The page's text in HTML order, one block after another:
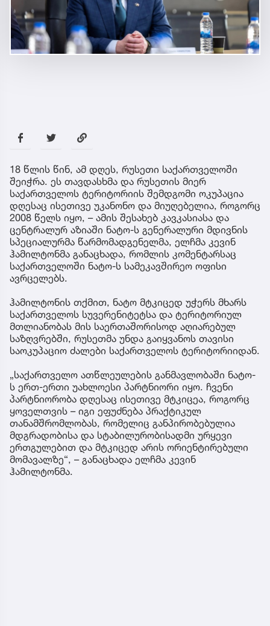
18 წლის წინ, ამ დღეს, რუსეთი საქართველოში
შეიჭრა. ეს თავდასხმა და რუსეთის მიერ
საქართველოს ტერიტორიის შემდგომი ოკუპაცია
დღესაც ისეთივე უკანონო და მიუღებელია, როგორც
2008 წელს იყო, – ამის შესახებ კავკასიასა და
ცენტრალურ აზიაში ნატო-ს გენერალური მდივნის
სპეციალურმა წარმომადგენელმა, ელჩმა კევინ
ჰამილტონმა განაცხადა, რომლის კომენტარსაც
საქართველოში ნატო-ს სამეკავშირეო ოფისი
ავრცელებს.
ჰამილტონის თქმით, ნატო მტკიცედ უჭერს მხარს
საქართველოს სუვერენიტეტსა და ტერიტორიულ
მთლიანობას მის საერთაშორისოდ აღიარებულ
საზღვრებში, რუსეთმა უნდა გაიყვანოს თავისი
საოკუპაციო ძალები საქართველოს ტერიტორიიდან.
„საქართველო ათწლეულების განმავლობაში ნატო-
ს ერთ-ერთი უახლოესი პარტნიორი იყო. ჩვენი
პარტნიორობა დღესაც ისეთივე მტკიცეა, როგორც
ყოველთვის – იგი ეფუძნება პრაქტიკულ
თანამშრომლობას, რომელიც განპირობებულია
მდგრადობისა და სტაბილურობისადმი ურყევი
ერთგულებით და მტკიცედ არის ორიენტირებული
მომავალზე“, – განაცხადა ელჩმა კევინ
ჰამილტონმა.